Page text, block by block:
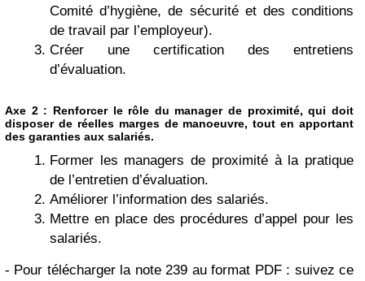
Comité d’hygiène, de sécurité et des conditions
de travail par l’employeur).
Créer une certification des entretiens
d’évaluation.
Axe 2 : Renforcer le rôle du manager de proximité, qui doit
disposer de réelles marges de manoeuvre, tout en apportant
des garanties aux salariés.
Former les managers de proximité à la pratique
de l’entretien d’évaluation.
Améliorer l’information des salariés.
Mettre en place des procédures d’appel pour les
salariés.
- Pour télécharger la note 239 au format PDF : suivez ce